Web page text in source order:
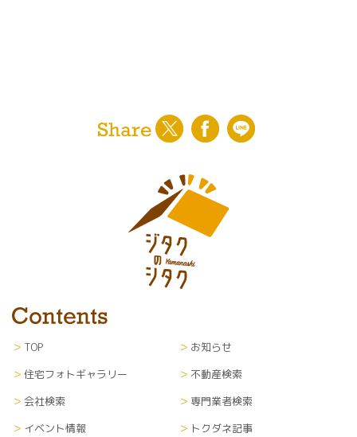
TOP
お知らせ
住宅フォトギャラリー
不動産検索
会社検索
専門業者検索
イベント情報
トクダネ記事